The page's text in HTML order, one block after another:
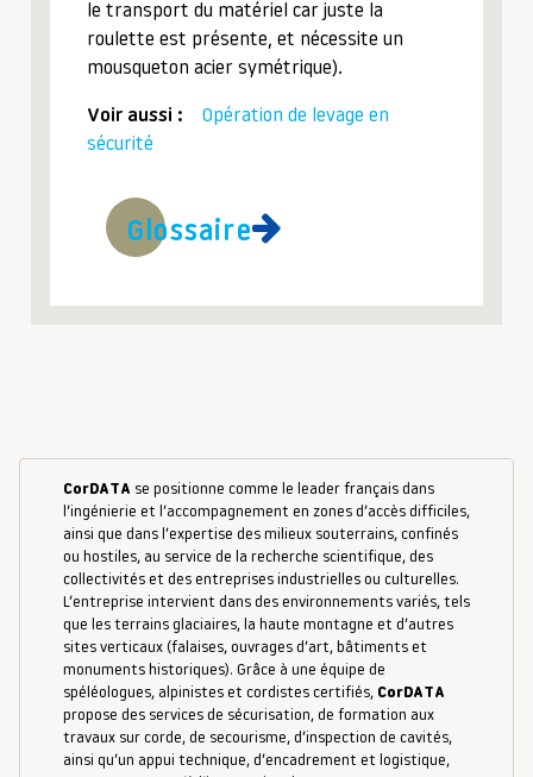
le transport du matériel car juste la
roulette est présente, et nécessite un
mousqueton acier symétrique).
Voir aussi :
Opération de levage en
sécurité
Glossaire
CorDATA se positionne comme le leader français dans
l’ingénierie et l’accompagnement en zones d’accès difficiles,
ainsi que dans l’expertise des milieux souterrains, confinés
ou hostiles, au service de la recherche scientifique, des
collectivités et des entreprises industrielles ou culturelles.
L’entreprise intervient dans des environnements variés, tels
que les terrains glaciaires, la haute montagne et d’autres
sites verticaux (falaises, ouvrages d’art, bâtiments et
monuments historiques). Grâce à une équipe de
spéléologues, alpinistes et cordistes certifiés, CorDATA
propose des services de sécurisation, de formation aux
travaux sur corde, de secourisme, d’inspection de cavités,
ainsi qu’un appui technique, d’encadrement et logistique,